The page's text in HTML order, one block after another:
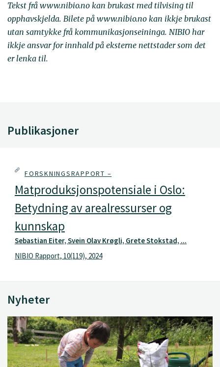
Tekst frå www.nibio.no kan brukast med tilvising til
opphavskjelda. Bilete på www.nibio.no kan ikkje brukast
utan samtykke frå kommunikasjonseininga. NIBIO har
ikkje ansvar for innhald på eksterne nettstader som det
er lenka til.
Publikasjoner
FORSKNINGSRAPPORT –
Matproduksjonspotensiale i Oslo:
Betydning av arealressurser og
kunnskap
Sebastian Eiter, Svein Olav Krøgli, Grete Stokstad, ...
NIBIO Rapport, 10(119), 2024
Nyheter